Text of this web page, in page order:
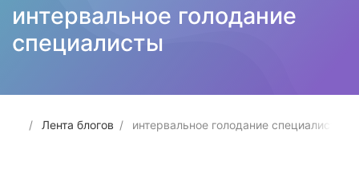
интервальное голодание
специалисты
Лента блогов интервальное голодание специалисты